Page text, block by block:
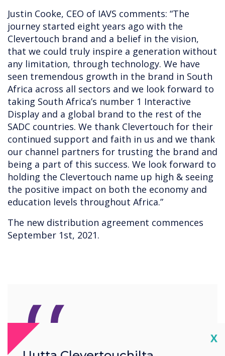
Justin Cooke, CEO of IAVS comments: “The
journey started eight years ago with the
Clevertouch brand and a belief in the vision,
that we could truly inspire a generation without
any limitation, through technology. We have
seen tremendous growth in the brand in South
Africa across all sectors and we look forward to
taking South Africa’s number 1 Interactive
Display and a global brand to the rest of the
SADC countries. We thank Clevertouch for their
continued support and faith in us and we thank
our channel partners for trusting the brand and
being a part of this success. We look forward to
holding the Clevertouch name up high & seeing
the positive impact on both the economy and
education levels throughout Africa.”
The new distribution agreement commences
September 1st, 2021.
X